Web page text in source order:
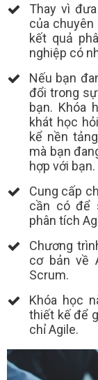
Thay vì
của chuyên
kết quả
nghiệp có
Nếu bạn
đổi trong
bạn. Khóa
khát học
kể nền
mà bạn
hợp với bạn.
Cung cấp
cần có để
phân tích
Chương
cơ bản về
Scrum.
Khóa học
thiết kế để
chỉ Agile.